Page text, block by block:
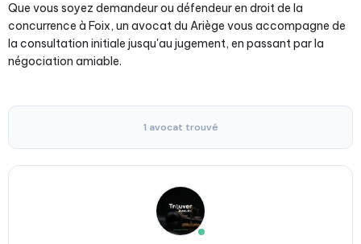
Que vous soyez demandeur ou défendeur en droit de la
concurrence à Foix, un avocat du Ariège vous accompagne de
la consultation initiale jusqu'au jugement, en passant par la
négociation amiable.
1 avocat trouvé